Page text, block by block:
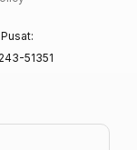
51351